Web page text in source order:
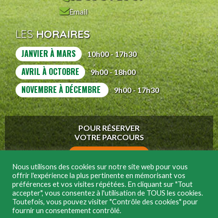
Email
LESHORAIRES
JANVIER À MARS 10h00 - 17h30
AVRIL À OCTOBRE 9h00 - 18h00
NOVEMBRE À DÉCEMBRE 9h00 - 17h30
POUR RÉSERVER
VOTRE PARCOURS
Nous utilisons des cookies sur notre site web pour vous
offrir l'expérience la plus pertinente en mémorisant vos
préférences et vos visites répétées. En cliquant sur "Tout
accepter", vous consentez à l'utilisation de TOUS les cookies.
Toutefois, vous pouvez visiter "Contrôle des cookies" pour
fournir un consentement contrôlé.